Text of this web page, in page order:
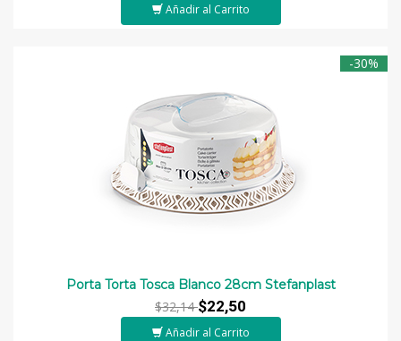
Añadir al Carrito
-30%
Porta Torta Tosca Blanco 28cm Stefanplast
$32,14$22,50
Añadir al Carrito